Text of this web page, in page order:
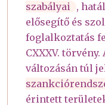
szabályai
,
elősegítő és
foglalkoztatás
CXXXV.
változásán túl
érintett